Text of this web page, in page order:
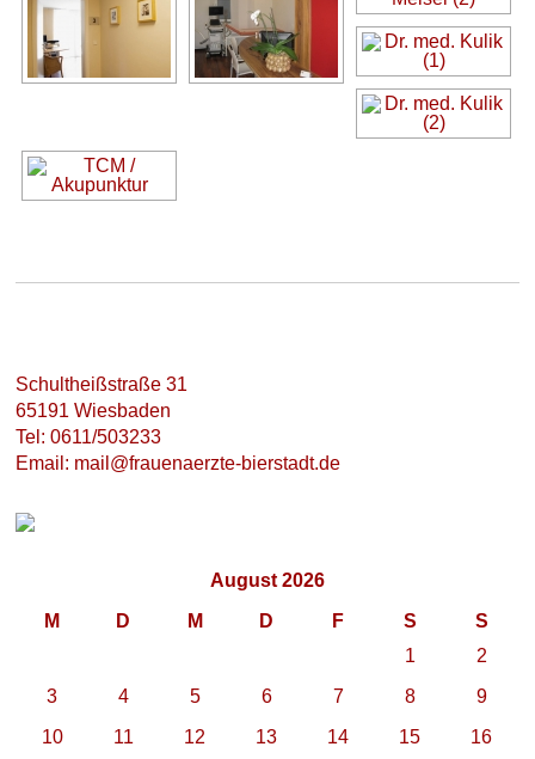
Schultheißstraße 31
65191 Wiesbaden
Tel: 0611/503233
Email: mail@frauenaerzte-bierstadt.de
August 2026
M
D M D F S
S
1
2
3
4 5 6 7 8
9
10
11 12 13 14 15 16